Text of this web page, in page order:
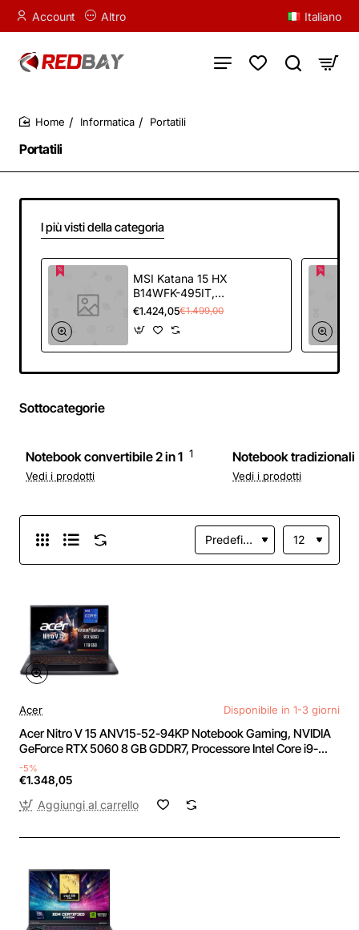
Account Altro Italiano
Portatili
Informatica Portatili
I più visti della categoria
MSI Katana 15 HX
B14WFK-495IT,
Notebook Gaming
15.6" FHD 144Hz,
Intel Core i9-
14900HX, Nvidia
garanzia ITA]
€1.424,05€1.499,00
Sottocategorie
Notebook convertibile 2 in 1 1
Vedi i prodotti
Notebook tradizionali
Vedi i prodotti
Acer Disponibile in 1-3 giorni
Acer Nitro V 15 ANV15-52-94KP Notebook Gaming, NVIDIA
GeForce RTX 5060 8 GB GDDR7, Processore Intel Core i9-
13900H, Ram 16 GB DDR4, 1024 GB SSD, Display 15.6" FHD
IPS 165 Hz LED LCD, Windows 11 Home
-5%
€1.348,05
Aggiungi al carrello